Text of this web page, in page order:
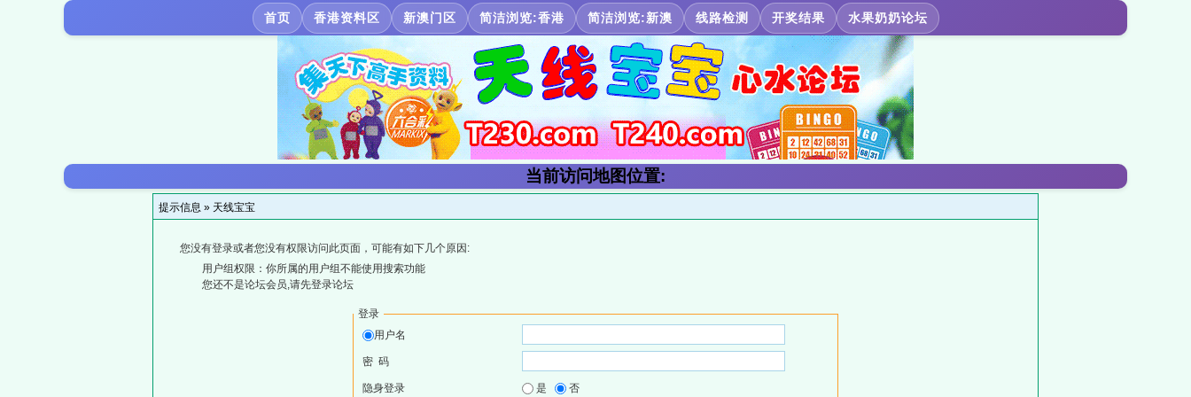
首页 香港资料区 新澳门区 简洁浏览:香港 简洁浏览:新澳 线路检测 开奖结果 水果奶奶论坛
当前访问地图位置:
提示信息 » 天线宝宝
您没有登录或者您没有权限访问此页面，可能有如下几个原因:
用户组权限：你所属的用户组不能使用搜索功能
您还不是论坛会员,请先登录论坛
登录
用户名
密 码
隐身登录 是 否